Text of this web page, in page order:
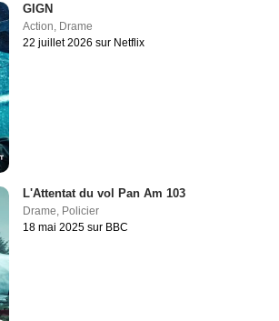
GIGN
Action Drame
22 juillet 2026 sur Netflix
L'Attentat du vol Pan Am 103
Drame, Policier
18 mai 2025 sur BBC